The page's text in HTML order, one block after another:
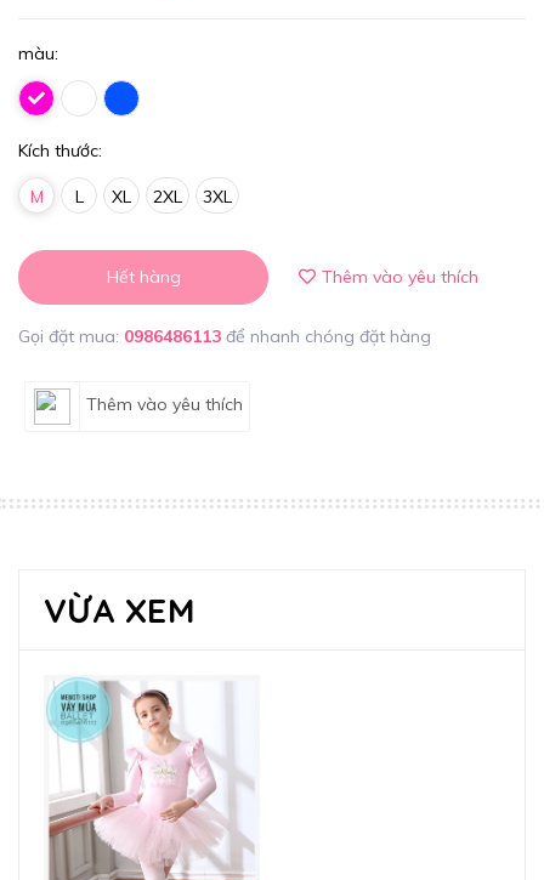
màu:
Kích thước:
M L XL 2XL 3XL
Hết hàng Thêm vào yêu thích
Gọi đặt mua: 0986486113 để nhanh chóng đặt hàng
Thêm vào yêu thích
VỪA XEM